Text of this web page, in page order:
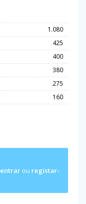
1.080
425
400
380
275
160
entrar ou registar-